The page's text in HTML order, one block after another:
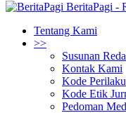
BeritaPagi -
Tentang Kami
>>
Susunan
Kontak Kami
Kode Perilaku
Kode Etik
Pedoman